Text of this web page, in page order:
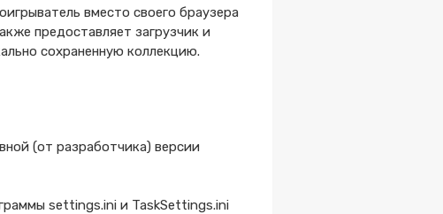
вместо своего браузера
предоставляет загрузчик и
сохраненную коллекцию.
(от разработчика) версии
settings.ini и TaskSettings.ini